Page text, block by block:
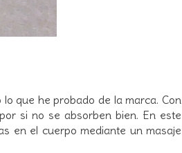
que he probado de la marca. Con
si no se absorben bien. En este
en el cuerpo mediante un masaje